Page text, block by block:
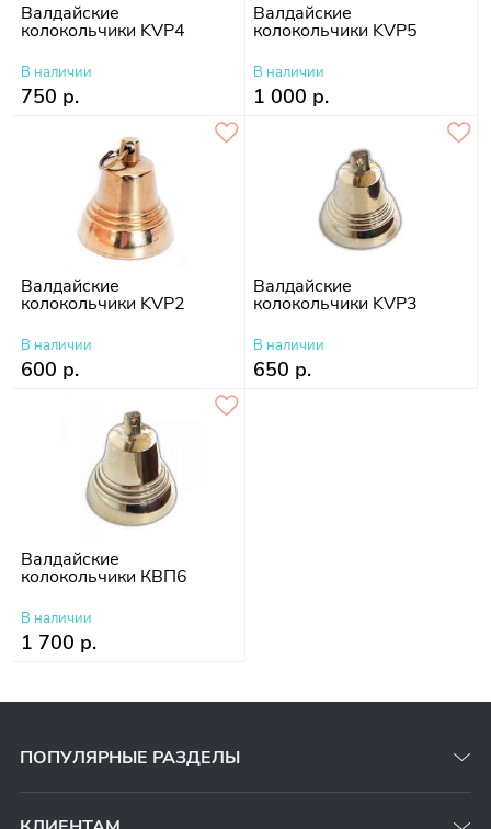
Валдайские
колокольчики KVP4
В наличии
750 р.
Валдайские
колокольчики KVP5
В наличии
1 000 р.
Валдайские
колокольчики KVP2
В наличии
600 р.
Валдайские
колокольчики KVP3
В наличии
650 р.
Валдайские
колокольчики КВП6
В наличии
1 700 р.
ПОПУЛЯРНЫЕ РАЗДЕЛЫ